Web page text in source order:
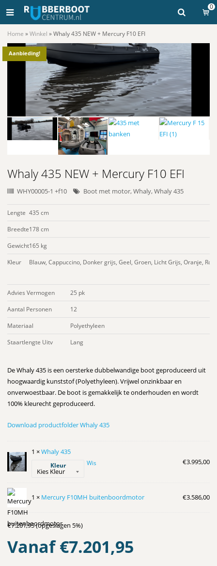
0
Home »Winkel »Whaly 435 NEW + Mercury F10 EFI
Aanbieding!
Whaly 435 NEW + Mercury F10 EFI
WHY00005-1 +f10 Boot met motor,Whaly,Whaly 435
Lengte 435 cm
Breedte178 cm
Gewicht165 kg
Kleur
Blauw, Cappuccino, Donker grijs, Geel, Groen, Licht Grijs, Oranje,
Advies Vermogen
25 pk
Aantal Personen
12
Materiaal
Polyethyleen
Staartlengte Uitv
Lang
De Whaly 435 is een oersterke dubbelwandige boot geproduceerd uit
hoogwaardig kunststof (Polyethyleen). Vrijwel onzinkbaar en
onverwoestbaar. De boot is gemakkelijk te onderhouden en wordt
100% kleurecht geproduceerd.
Download productfolder Whaly 435
1 ×Whaly 435
Kleur Wis €3.995,00
1 × Mercury F10MH buitenboordmotor €3.586,00
€7.201,95 (opgeslagen 5%)
Vanaf€7.201,95